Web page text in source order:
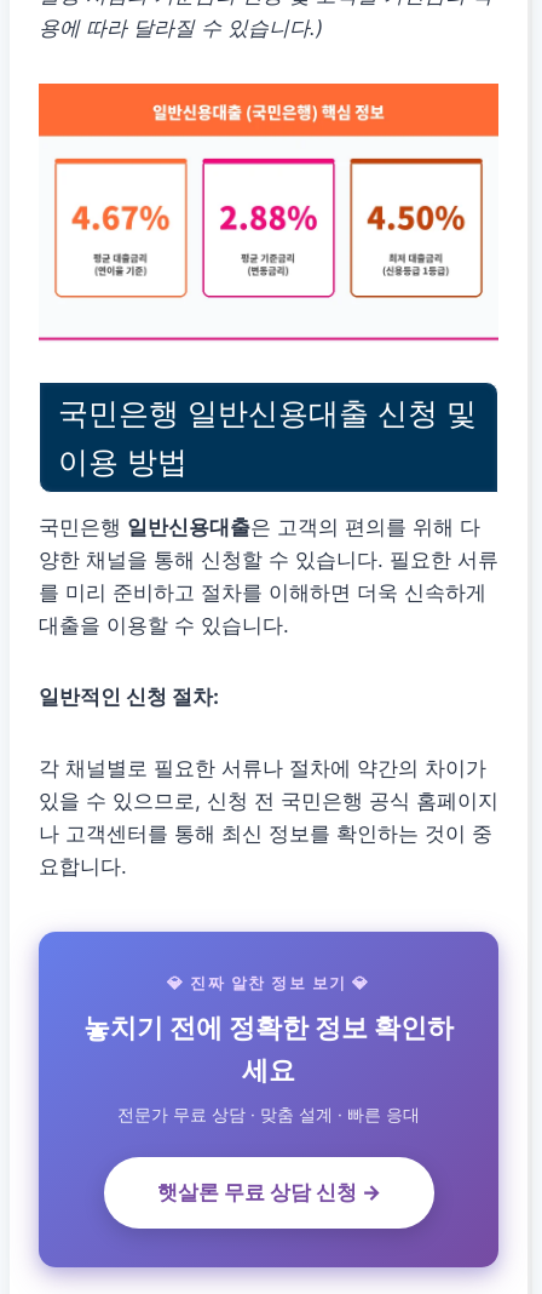
용에 따라 달라질 수 있습니다.)
국민은행 일반신용대출 신청 및
이용 방법
국민은행 일반신용대출은 고객의 편의를 위해 다
양한 채널을 통해 신청할 수 있습니다. 필요한 서류
를 미리 준비하고 절차를 이해하면 더욱 신속하게
대출을 이용할 수 있습니다.
일반적인 신청 절차:
각 채널별로 필요한 서류나 절차에 약간의 차이가
있을 수 있으므로, 신청 전 국민은행 공식 홈페이지
나 고객센터를 통해 최신 정보를 확인하는 것이 중
요합니다.
💎 진짜 알찬 정보 보기 💎
놓치기 전에 정확한 정보 확인하
세요
전문가 무료 상담 · 맞춤 설계 · 빠른 응대
햇살론 무료 상담 신청 →